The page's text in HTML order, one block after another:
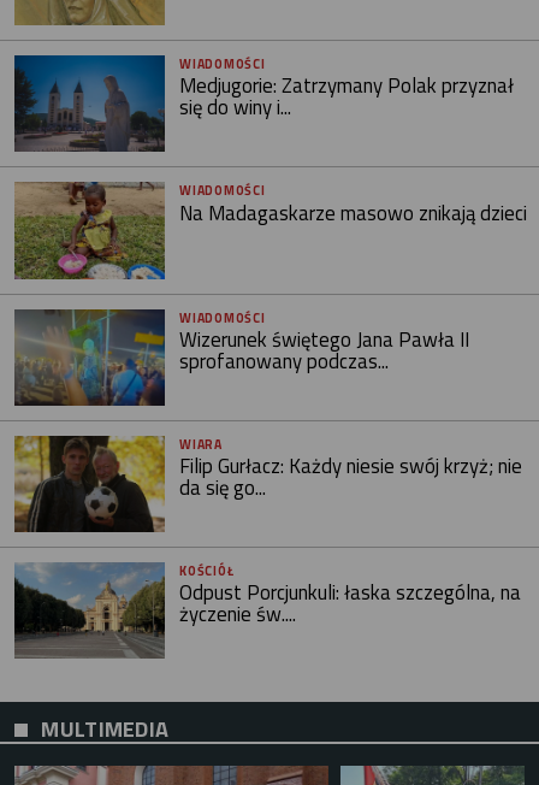
WIADOMOŚCI
Medjugorie: Zatrzymany Polak przyznał
się do winy i...
WIADOMOŚCI
Na Madagaskarze masowo znikają dzieci
WIADOMOŚCI
Wizerunek świętego Jana Pawła II
sprofanowany podczas...
WIARA
Filip Gurłacz: Każdy niesie swój krzyż; nie
da się go...
KOŚCIÓŁ
Odpust Porcjunkuli: łaska szczególna, na
życzenie św....
MULTIMEDIA